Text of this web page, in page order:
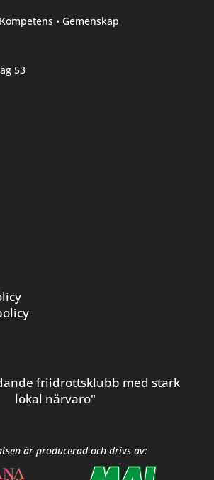
• Gemenskap
53
friidrottsklubb med stark
lokal närvaro"
är producerad och drivs av: